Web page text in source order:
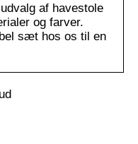
af havestole
og farver.
sæt hos os til en